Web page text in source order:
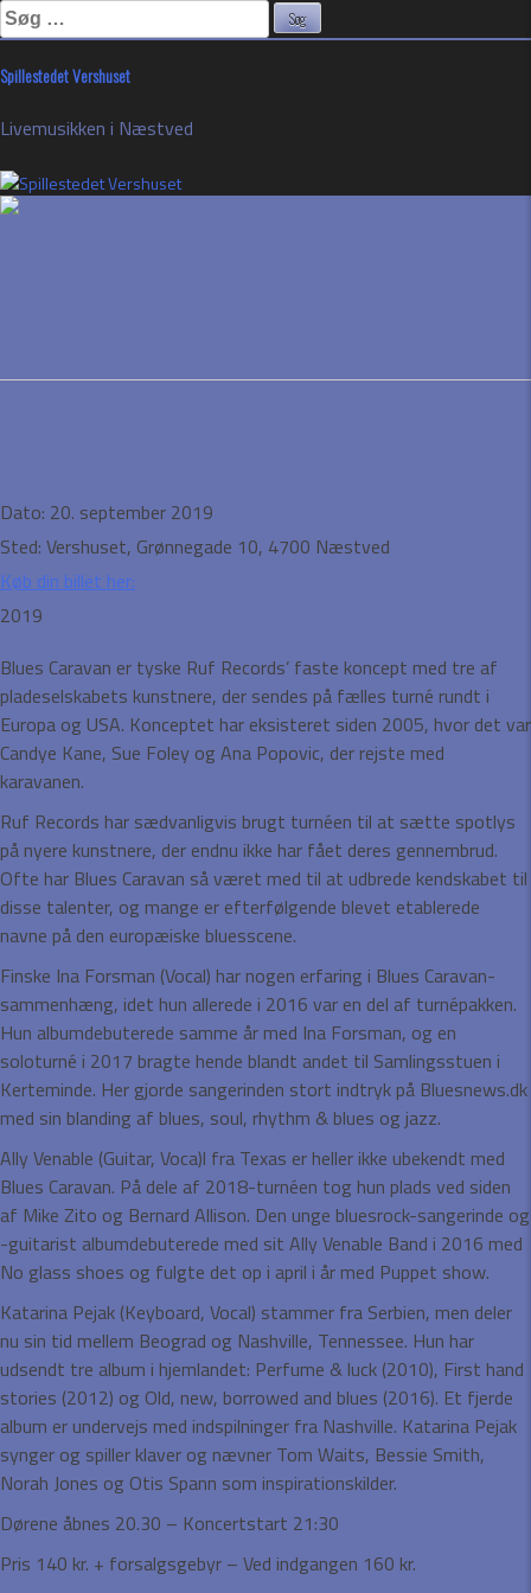
Søg
efter:
to
Spillestedet Vershuset
Livemusikken i Næstved
Dato: 20. september 2019
Sted: Vershuset, Grønnegade 10, 4700 Næstved
Køb din billet her:
2019
Blues Caravan er tyske Ruf Records’ faste koncept med tre af
pladeselskabets kunstnere, der sendes på fælles turné rundt i
Europa og USA. Konceptet har eksisteret siden 2005, hvor det var
Candye Kane, Sue Foley og Ana Popovic, der rejste med
karavanen.
Ruf Records har sædvanligvis brugt turnéen til at sætte spotlys
på nyere kunstnere, der endnu ikke har fået deres gennembrud.
Ofte har Blues Caravan så været med til at udbrede kendskabet til
disse talenter, og mange er efterfølgende blevet etablerede
navne på den europæiske bluesscene.
Finske Ina Forsman (Vocal) har nogen erfaring i Blues Caravan-
sammenhæng, idet hun allerede i 2016 var en del af turnépakken.
Hun albumdebuterede samme år med Ina Forsman, og en
soloturné i 2017 bragte hende blandt andet til Samlingsstuen i
Kerteminde. Her gjorde sangerinden stort indtryk på Bluesnews.dk
med sin blanding af blues, soul, rhythm & blues og jazz.
Ally Venable (Guitar, Voca)l fra Texas er heller ikke ubekendt med
Blues Caravan. På dele af 2018-turnéen tog hun plads ved siden
af Mike Zito og Bernard Allison. Den unge bluesrock-sangerinde og
-guitarist albumdebuterede med sit Ally Venable Band i 2016 med
No glass shoes og fulgte det op i april i år med Puppet show.
Katarina Pejak (Keyboard, Vocal) stammer fra Serbien, men deler
nu sin tid mellem Beograd og Nashville, Tennessee. Hun har
udsendt tre album i hjemlandet: Perfume & luck (2010), First hand
stories (2012) og Old, new, borrowed and blues (2016). Et fjerde
album er undervejs med indspilninger fra Nashville. Katarina Pejak
synger og spiller klaver og nævner Tom Waits, Bessie Smith,
Norah Jones og Otis Spann som inspirationskilder.
Dørene åbnes 20.30 – Koncertstart 21:30
Pris 140 kr. + forsalgsgebyr – Ved indgangen 160 kr.